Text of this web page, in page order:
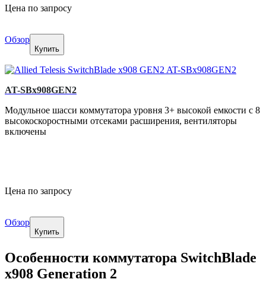
Цена по запросу
Обзор
Купить
AT-SBx908GEN2
Модульное шасси коммутатора уровня 3+ высокой емкости с 8
высокоскоростными отсеками расширения, вентиляторы
включены
Цена по запросу
Обзор
Купить
Особенности коммутатора SwitchBlade
x908 Generation 2